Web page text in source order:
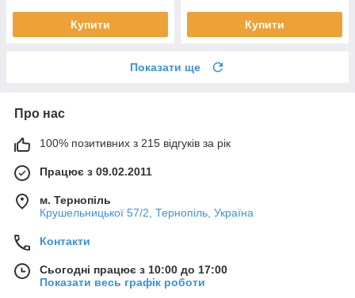
Купити Купити
Показати ще
Про нас
100% позитивних з 215 відгуків за рік
Працює з 09.02.2011
м. Тернопіль
Крушельницької 57/2, Тернопіль, Україна
Контакти
Сьогодні працює з 10:00 до 17:00
Показати весь графік роботи